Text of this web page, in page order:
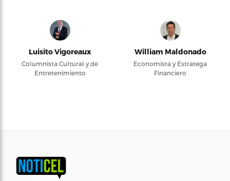
Luisito Vigoreaux
Columnista Cultural y de
Entretenimiento
William Maldonado
Economista y Estratega
Financiero